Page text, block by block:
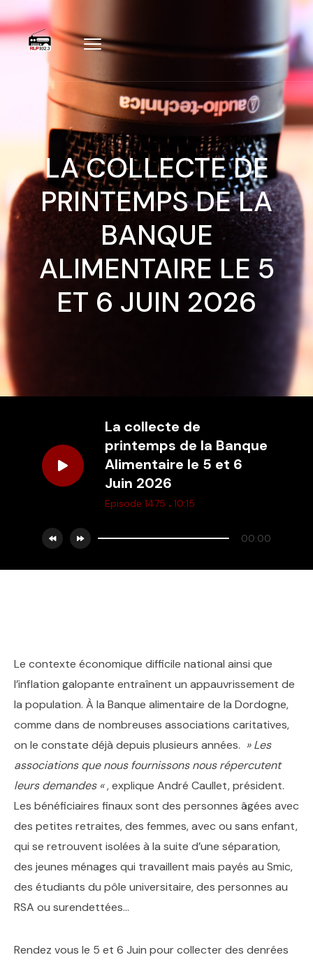
LA COLLECTE DE
PRINTEMPS DE LA
BANQUE
ALIMENTAIRE LE 5
ET 6 JUIN 2026
La collecte de
printemps de la Banque
Alimentaire le 5 et 6
Juin 2026
Episode 1475 . 10:15
00:00
Le contexte économique difficile national ainsi que
l’inflation galopante entraînent un appauvrissement de
la population. À la Banque alimentaire de la Dordogne,
comme dans de nombreuses associations caritatives,
on le constate déjà depuis plusieurs années. » Les
associations que nous fournissons nous répercutent
leurs demandes «, explique André Caullet, président.
Les bénéficiaires finaux sont des personnes âgées avec
des petites retraites, des femmes, avec ou sans enfant,
qui se retrouvent isolées à la suite d’une séparation,
des jeunes ménages qui travaillent mais payés au Smic,
des étudiants du pôle universitaire, des personnes au
RSA ou surendettées…
Rendez vous le 5 et 6 Juin pour collecter des denrées